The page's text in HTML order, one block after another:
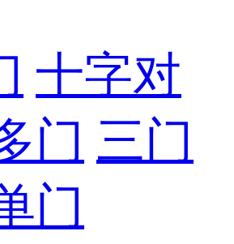
十字对
门 三门
门